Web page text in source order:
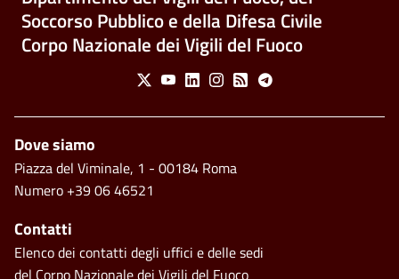
Soccorso Pubblico e della Difesa Civile
Corpo Nazionale dei Vigili del Fuoco
Social Menu
X YoutubeLinkedinInstagram
Feed Telegram
Footer
Dove siamo
Piazza del Viminale, 1 - 00184 Roma
Numero +39 06 46521
Contatti
Elenco dei contatti degli uffici e delle sedi